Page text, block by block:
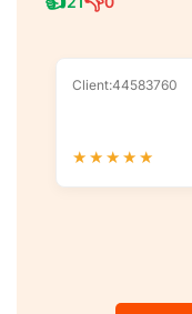
Client:44583760
★ ★ ★ ★ ★